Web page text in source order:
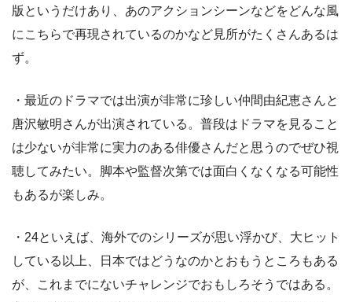
版というだけあり、あのアクションシーンなどをどんな風
にこちらで再現されているのかなど見所がたくさんあるは
ず。
・最近のドラマでは出演が非常に珍しい仲間由紀恵さんと
唐沢敏明さんが出演されている。普段はドラマを見ること
は少ないが非常に実力のある俳優さんだと思うのでぜひ視
聴してみたい。脚本や監督次第では面白くなくなる可能性
もあるが楽しみ。
・24といえば、海外でのシリーズが思い浮かび、大ヒット
している以上、日本ではどうなのかとおもうところもある
が、これまでにないチャレンジでおもしろそうではある。